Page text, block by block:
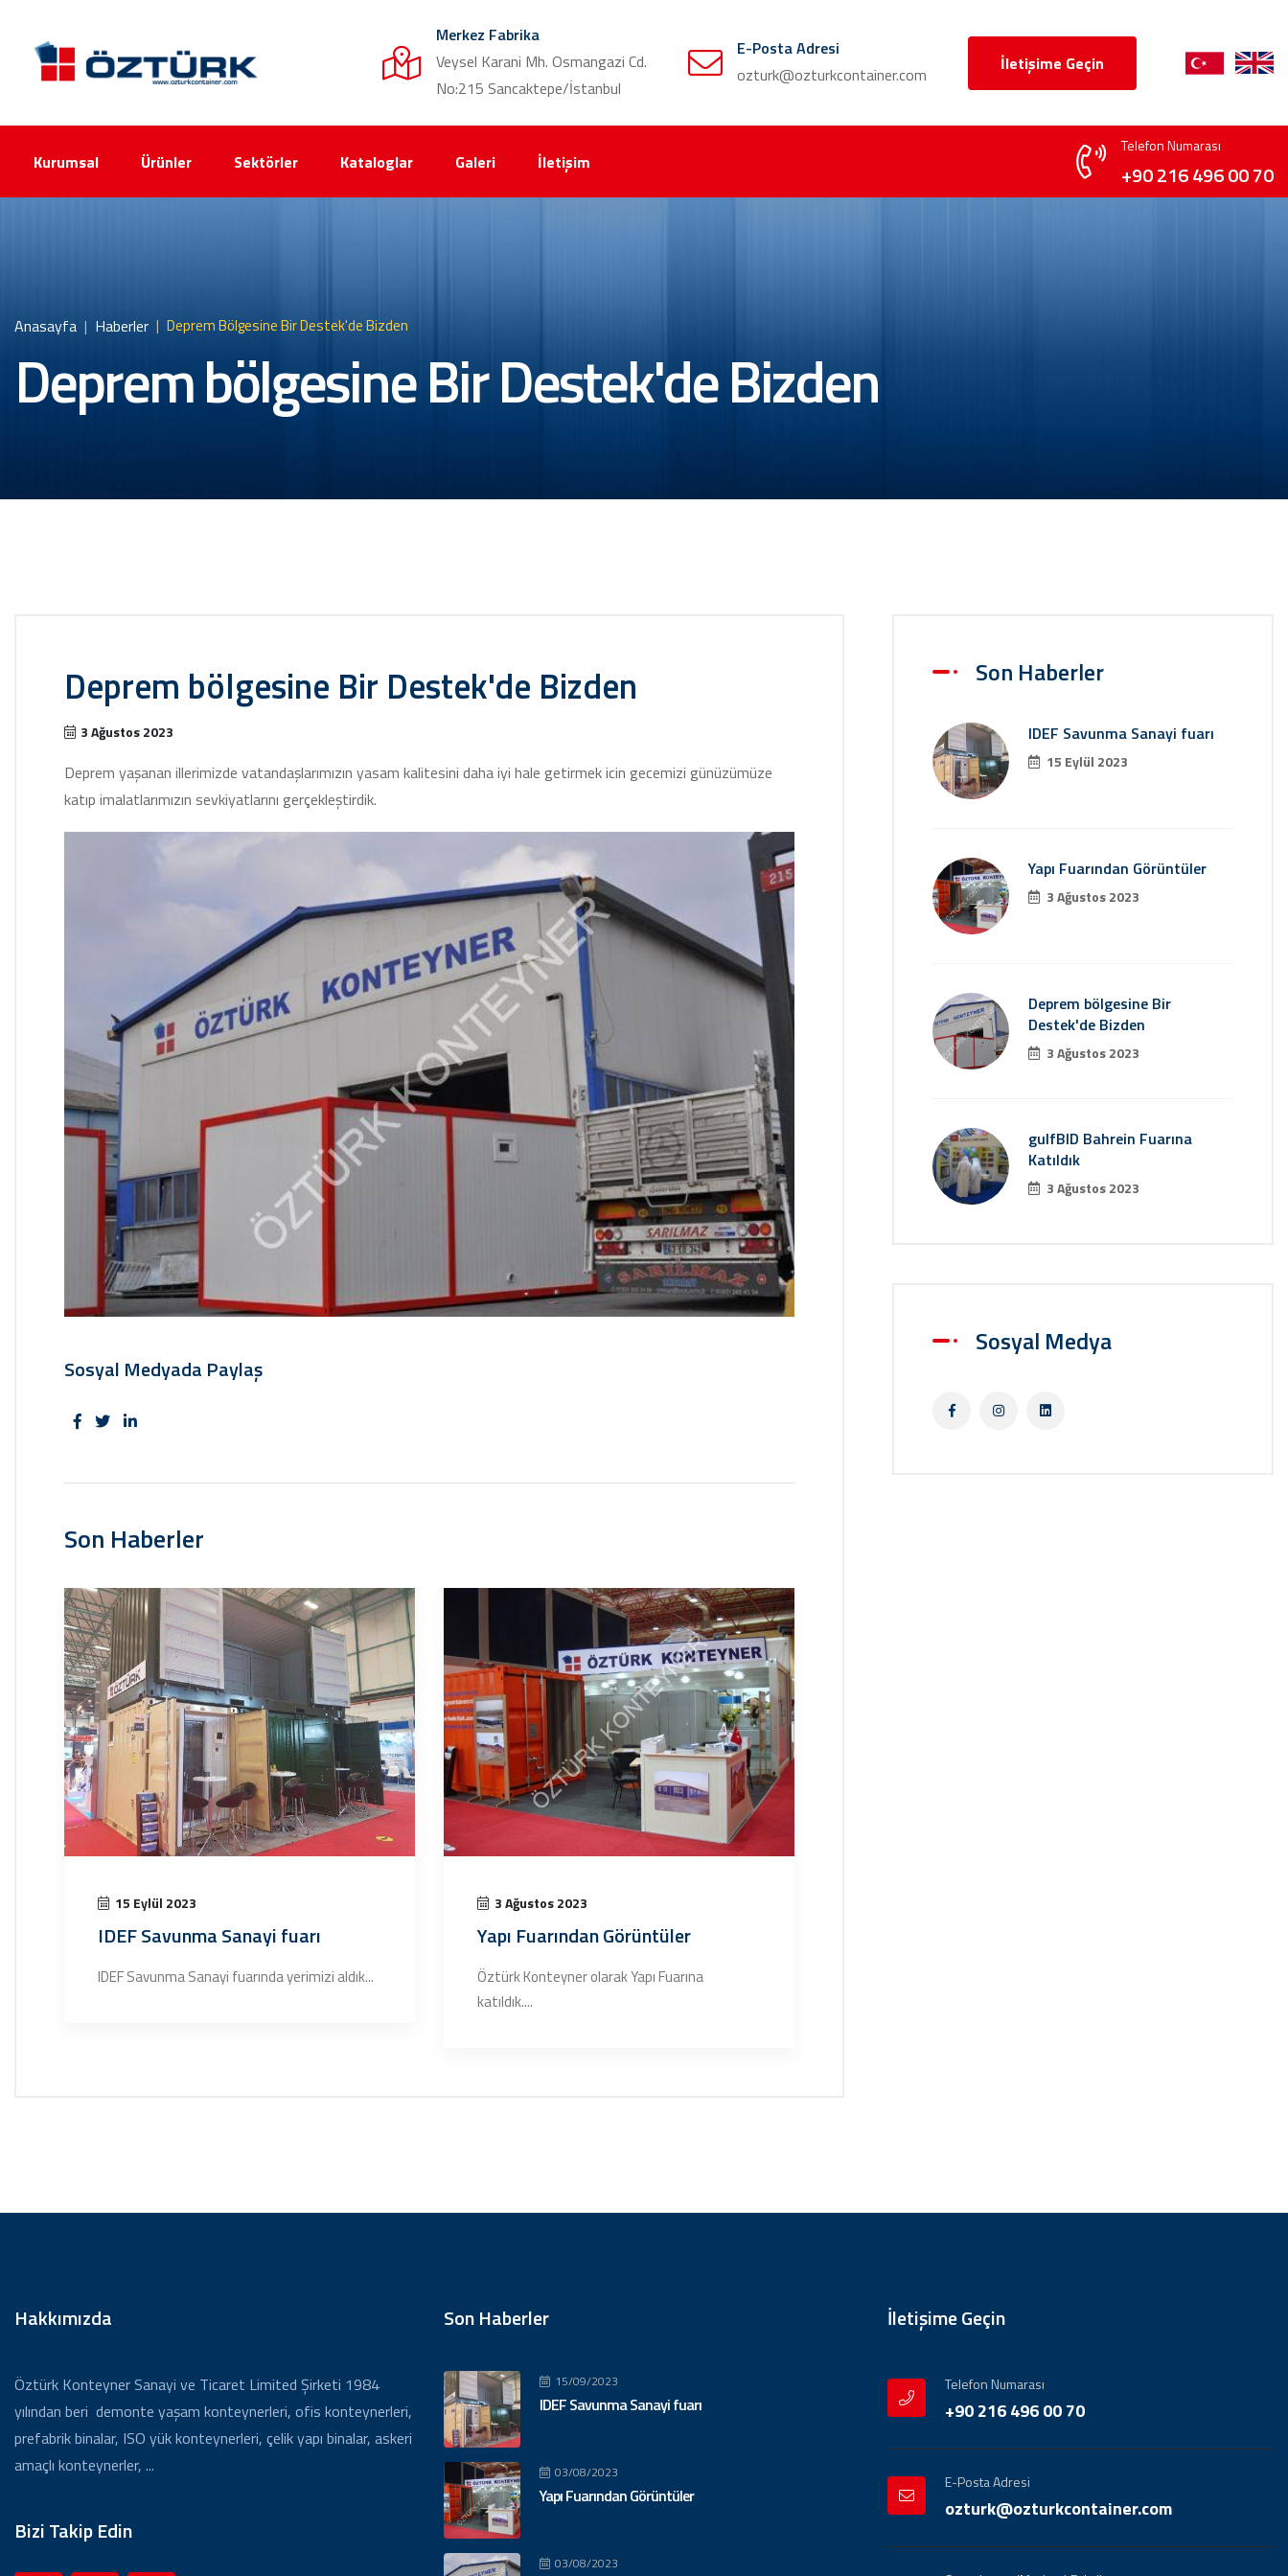
Merkez Fabrika
Veysel Karani Mh. Osmangazi Cd.
No:215 Sancaktepe/İstanbul
E-Posta Adresi
ozturk@ozturkcontainer.com
İletişime Geçin
Kurumsal Ürünler Sektörler Kataloglar Galeri İletişim
Telefon Numarası
+90 216 496 00 70
Anasayfa Haberler Deprem Bölgesine Bir Destek'de Bizden
Deprem bölgesine Bir Destek'de Bizden
Deprem bölgesine Bir Destek'de Bizden
3 Ağustos 2023
Deprem yaşanan illerimizde vatandaşlarımızın yasam kalitesini daha iyi hale getirmek icin gecemizi günüzümüze
katıp imalatlarımızın sevkiyatlarını gerçekleştirdik.
Sosyal Medyada Paylaş
Son Haberler
15 Eylül 2023
IDEF Savunma Sanayi fuarı
IDEF Savunma Sanayi fuarında yerimizi aldık...
3 Ağustos 2023
Yapı Fuarından Görüntüler
Öztürk Konteyner olarak Yapı Fuarına
katıldık....
Son Haberler
IDEF Savunma Sanayi fuarı
15 Eylül 2023
Yapı Fuarından Görüntüler
3 Ağustos 2023
Deprem bölgesine Bir
Destek'de Bizden
3 Ağustos 2023
gulfBID Bahrein Fuarına
Katıldık
3 Ağustos 2023
Sosyal Medya
Hakkımızda
Öztürk Konteyner Sanayi ve Ticaret Limited Şirketi 1984
yılından beri demonte yaşam konteynerleri, ofis konteynerleri,
prefabrik binalar, ISO yük konteynerleri, çelik yapı binalar, askeri
amaçlı konteynerler, ...
Bizi Takip Edin
Son Haberler
15/09/2023
IDEF Savunma Sanayi fuarı
03/08/2023
Yapı Fuarından Görüntüler
03/08/2023
İletişime Geçin
Telefon Numarası
+90 216 496 00 70
E-Posta Adresi
ozturk@ozturkcontainer.com